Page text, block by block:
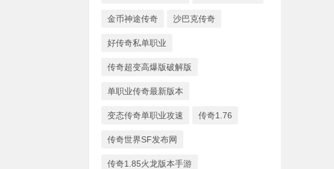
金币神途传奇 沙巴克传奇
好传奇私单职业
传奇超变高爆版破解版
单职业传奇最新版本
变态传奇单职业攻速 传奇1.76
传奇世界SF发布网
传奇1.85火龙版本手游